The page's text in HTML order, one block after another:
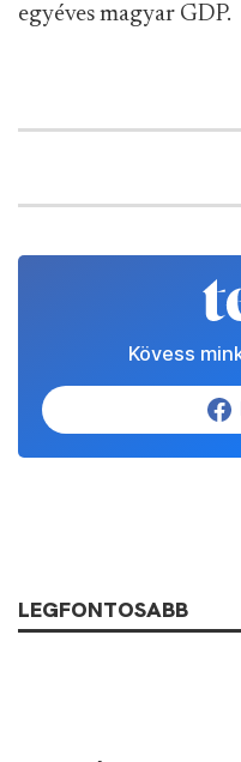
egyéves magyar GDP.
Kövess
LEGFONTOSABB